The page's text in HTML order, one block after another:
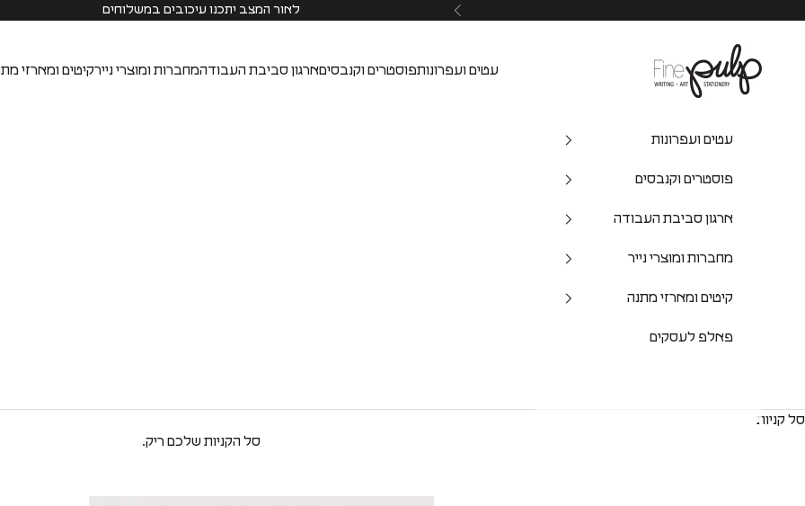
לאור המצב יתכנו עיכובים במשלוחים
Pulp Shop
עטים ועפרונותפוסטרים וקנבסיםארגון סביבת העבודהמחברות ומוצרי ניירקיטים ומארזי
עטים ועפרונות
פוסטרים וקנבסים
ארגון סביבת העבודה
מחברות ומוצרי נייר
קיטים ומארזי מתנה
פאלפ לעסקים
סל קניות
סל הקניות שלכם ריק.